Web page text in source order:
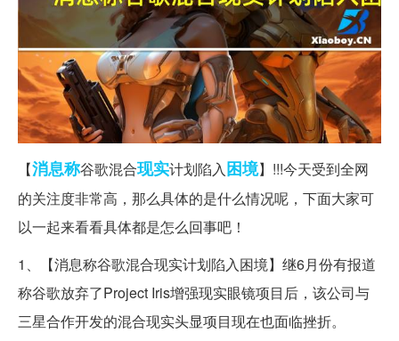
【消息称谷歌混合现实计划陷入困境】!!!今天受到全网
的关注度非常高，那么具体的是什么情况呢，下面大家可
以一起来看看具体都是怎么回事吧！
1、【消息称谷歌混合现实计划陷入困境】继6月份有报道
称谷歌放弃了Project Iris增强现实眼镜项目后，该公司与
三星合作开发的混合现实头显项目现在也面临挫折。